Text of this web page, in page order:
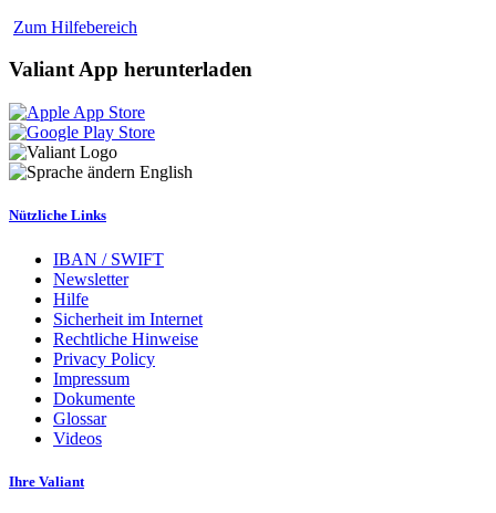
Zum Hilfebereich
Valiant App herunterladen
English
Nützliche Links
IBAN / SWIFT
Newsletter
Hilfe
Sicherheit im Internet
Rechtliche Hinweise
Privacy Policy
Impressum
Dokumente
Glossar
Videos
Ihre Valiant